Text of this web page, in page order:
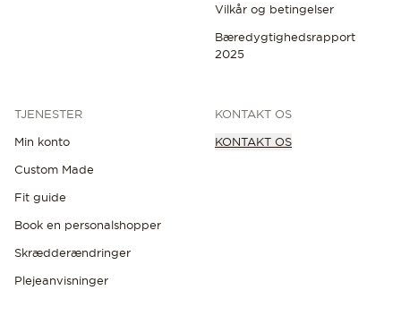
Vilkår og betingelser
Bæredygtighedsrapport
2025
TJENESTER
Min konto
Custom Made
Fit guide
Book en personalshopper
Skrædderændringer
Plejeanvisninger
KONTAKT OS
KONTAKT OS